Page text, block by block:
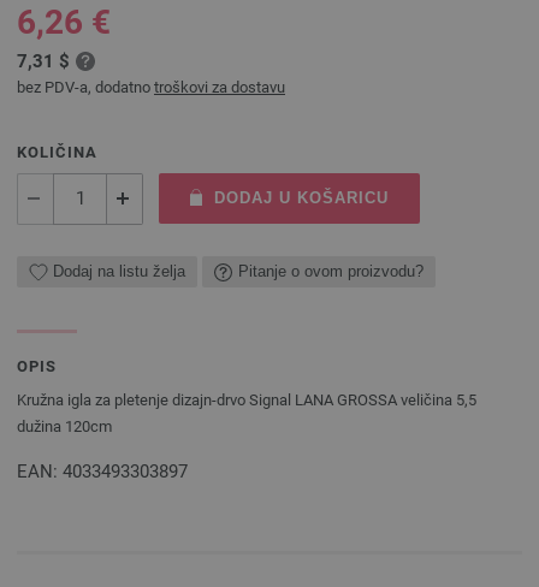
6,26 €
7,31 $
bez PDV-a, dodatno troškovi za dostavu
KOLIČINA
DODAJ U KOŠARICU
Dodaj na listu želja Pitanje o ovom proizvodu?
OPIS
Kružna igla za pletenje dizajn-drvo Signal LANA GROSSA veličina 5,5
dužina 120cm
EAN: 4033493303897